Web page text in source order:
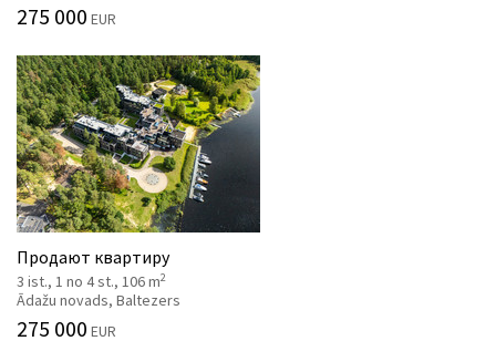
275 000 EUR
Продают квартиру
3 ist., 1 no 4 st., 106 m2
Ādažu novads, Baltezers
275 000 EUR